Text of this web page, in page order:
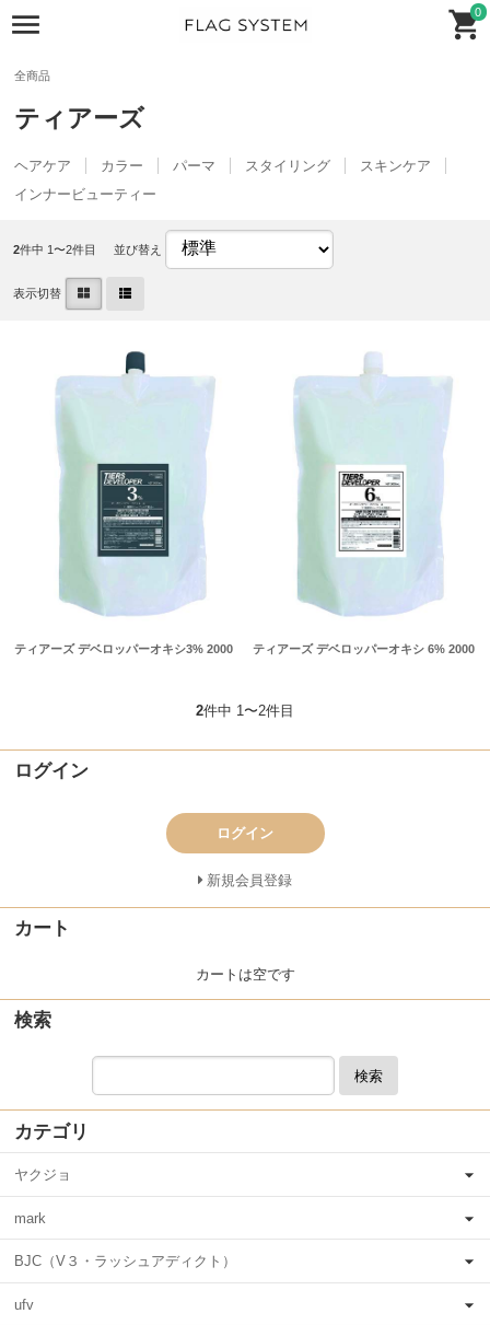
0
全商品
ティアーズ
ヘアケア カラー パーマ スタイリング
スキンケア
インナービューティー
2件中 1〜2件目 並び替え
表示切替
ティアーズ デベロッパーオキシ3% 2000 ティアーズ デベロッパーオキシ 6% 2000
2件中 1〜2件目
ログイン
ログイン
新規会員登録
カート
カートは空です
検索
検索
カテゴリ
ヤクジョ
mark
BJC（V３・ラッシュアディクト）
ufv